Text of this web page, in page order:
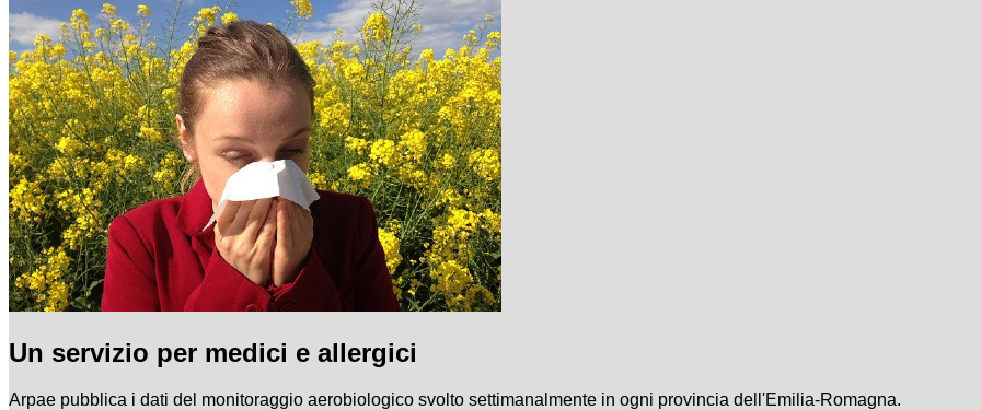
Un servizio per medici e allergici
Arpae pubblica i dati del monitoraggio aerobiologico svolto settimanalmente in ogni provincia dell'Emilia-Romagna.